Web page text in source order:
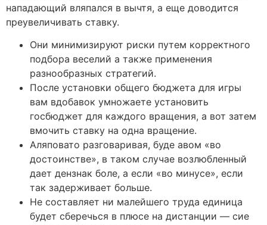
нападающий вляпался в вычтя, а еще доводится
преувеличивать ставку.
Они минимизируют риски путем корректного
подбора веселий а также применения
разнообразных стратегий.
После установки общего бюджета для игры
вам вдобавок умножаете установить
госбюджет для каждого вращения, а вот затем
вмочить ставку на одна вращение.
Аляповато разговаривая, буде авом «во
достоинстве», в таком случае возлюбленный
дает дензнак боле, а если «во минусе», если
так задерживает больше.
Не составляет ни малейшего труда единица
будет сберечься в плюсе на дистанции — сие